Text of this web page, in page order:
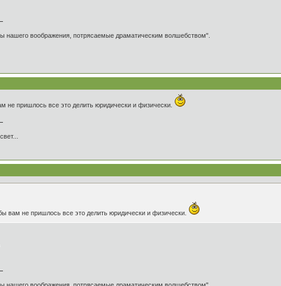
нашего воображения, потрясаемые драматическим волшебством".
не пришлось все это делить юридически и физически.
вам не пришлось все это делить юридически и физически.